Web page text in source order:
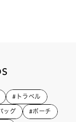
#トラベル
ッグ
#ポーチ